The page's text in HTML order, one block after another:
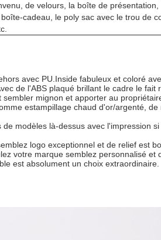
de velours, la boîte de
boîte-cadeau, le poly sac avec le trou de
avec PU.Inside fabuleux et coloré
de l'ABS plaqué brillant le cadre le fait
mignon et apporter au
estampillage chaud d'or/argenté,
modèles là-dessus avec l'impression
logo exceptionnel et de relief est
votre marque semblez personnalisé
est absolument un choix extraordinaire.